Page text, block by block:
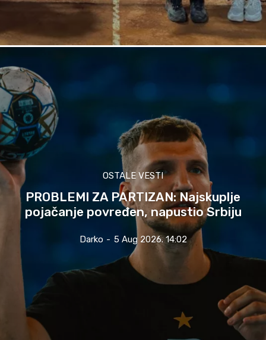
OSTALE VESTI
PROBLEMI ZA PARTIZAN: Najskuplje
pojačanje povređen, napustio Srbiju
Darko - 5 Aug 2026. 14:02